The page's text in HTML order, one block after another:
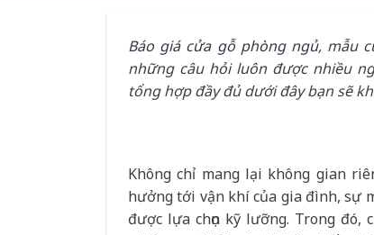
Báo giá cửa gỗ phòng ngủ, mẫu
những câu hỏi luôn được nhiều
tổng hợp đầy đủ dưới đây bạn sẽ
Không chỉ mang lại không gian
hưởng tới vận khí của gia đình, sự
được lựa chọn kỹ lưỡng. Trong